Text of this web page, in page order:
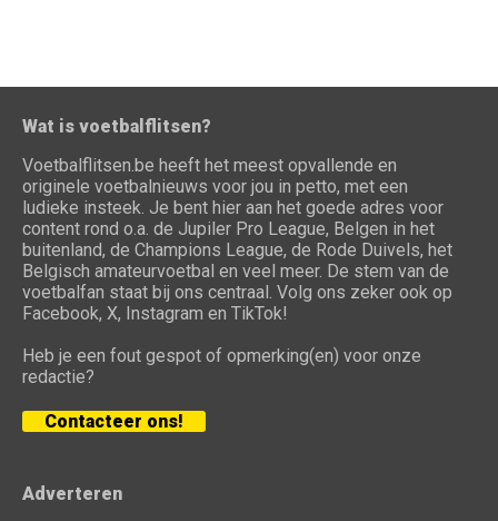
Wat is voetbalflitsen?
Voetbalflitsen.be heeft het meest opvallende en
originele voetbalnieuws voor jou in petto, met een
ludieke insteek. Je bent hier aan het goede adres voor
content rond o.a. de Jupiler Pro League, Belgen in het
buitenland, de Champions League, de Rode Duivels, het
Belgisch amateurvoetbal en veel meer. De stem van de
voetbalfan staat bij ons centraal. Volg ons zeker ook op
Facebook, X, Instagram en TikTok!
Heb je een fout gespot of opmerking(en) voor onze
redactie?
Contacteer ons!
Adverteren